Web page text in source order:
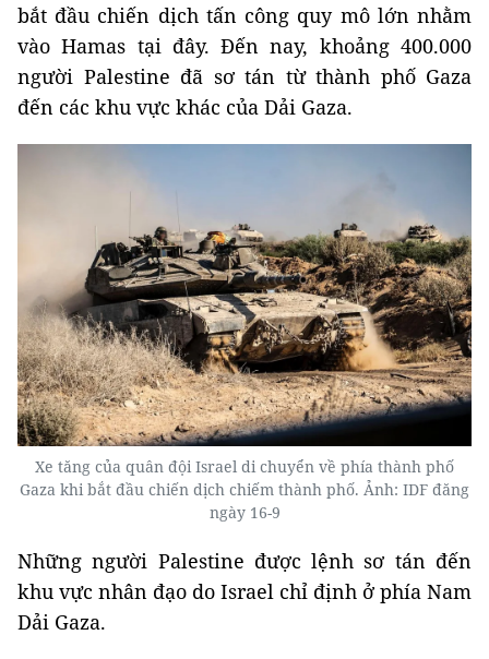
bắt đầu chiến dịch tấn công quy mô lớn nhằm
vào Hamas tại đây. Đến nay, khoảng 400.000
người Palestine đã sơ tán từ thành phố Gaza
đến các khu vực khác của Dải Gaza.
Xe tăng của quân đội Israel di chuyển về phía thành phố
Gaza khi bắt đầu chiến dịch chiếm thành phố. Ảnh: IDF đăng
ngày 16-9
Những người Palestine được lệnh sơ tán đến
khu vực nhân đạo do Israel chỉ định ở phía Nam
Dải Gaza.